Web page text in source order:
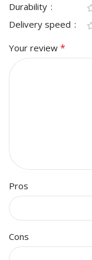
Durability
Delivery speed
Your review *
Pros
Cons